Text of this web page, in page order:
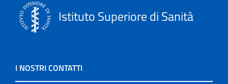
Istituto Superiore di Sanità
I NOSTRI CONTATTI